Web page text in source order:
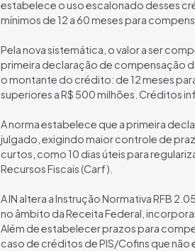
estabelece o uso escalonado desses
mínimos de 12 a 60 meses para
Pela nova sistemática, o valor a ser
primeira declaração de compensação
o montante do crédito: de 12 meses
superiores a R$ 500 milhões. Créditos
A norma estabelece que a primeira
julgado, exigindo maior controle de
curtos, como 10 dias úteis para
Recursos Fiscais (Carf).
A IN altera a Instrução Normativa RFB
no âmbito da Receita Federal,
Além de estabelecer prazos para
caso de créditos de PIS/Cofins que